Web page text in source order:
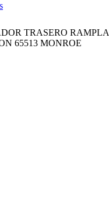
TRASERO RAMPLA
65513 MONROE